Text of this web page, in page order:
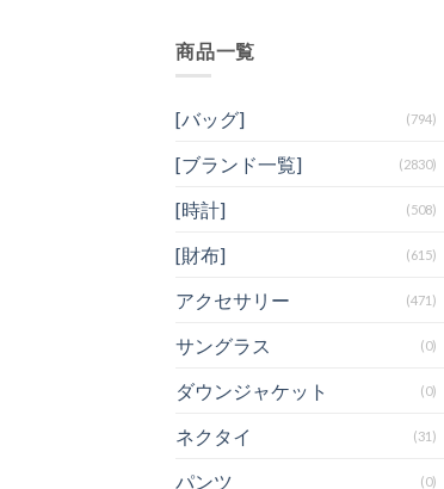
商品一覧
[バッグ] (794)
[ブランド一覧] (2830)
[時計] (508)
[財布] (615)
アクセサリー (471)
サングラス (0)
ダウンジャケット (0)
ネクタイ (31)
パンツ (0)